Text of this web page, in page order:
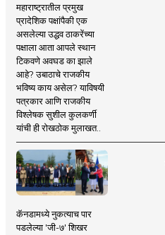
महाराष्ट्रातील प्रमुख
प्रादेशिक पक्षांपैकी एक
असलेल्या उद्धव ठाकरेंच्या
पक्षाला आता आपले स्थान
टिकवणे अवघड का झाले
आहे? उबाठाचे राजकीय
भविष्य काय असेल? याविषयी
पत्रकार आणि राजकीय
विश्लेषक सुशील कुलकर्णी
यांची ही रोखठोक मुलाखत..
कॅनडामध्ये नुकत्याच पार
पडलेल्या 'जी-७' शिखर